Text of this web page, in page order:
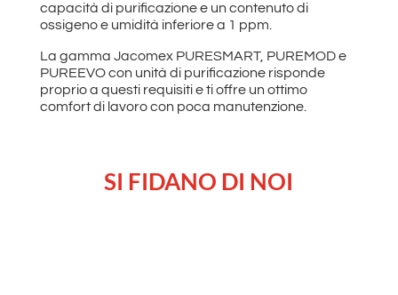
capacità di purificazione e un contenuto di
ossigeno e umidità inferiore a 1 ppm.
La gamma Jacomex PURESMART, PUREMOD e
PUREEVO con unità di purificazione risponde
proprio a questi requisiti e ti offre un ottimo
comfort di lavoro con poca manutenzione.
SI FIDANO DI NOI